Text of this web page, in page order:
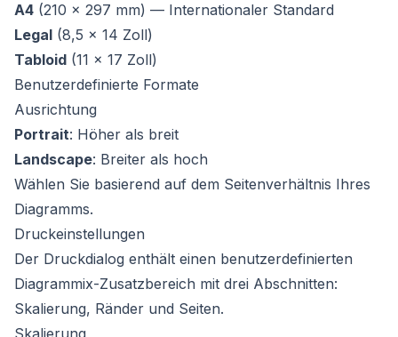
A4 (210 × 297 mm) — Internationaler Standard
Legal (8,5 × 14 Zoll)
Tabloid (11 × 17 Zoll)
Benutzerdefinierte Formate
Ausrichtung
Portrait: Höher als breit
Landscape: Breiter als hoch
Wählen Sie basierend auf dem Seitenverhältnis Ihres
Diagramms.
Druckeinstellungen
Der Druckdialog enthält einen benutzerdefinierten
Diagrammix-Zusatzbereich mit drei Abschnitten:
Skalierung, Ränder und Seiten.
Skalierung